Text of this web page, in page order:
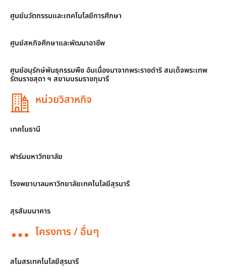
ศูนย์นวัตกรรมและเทคโนโลยีการศึกษา
ศูนย์สหกิจศึกษาและพัฒนาอาชีพ
ศูนย์อนุรักษ์พันธุกรรมพืช อันเนื่องมาจากพระราชดำริ สมเด็จพระเทพ
รัตนราชสุดา ฯ สยามบรมราชกุมารี
หน่วยวิสาหกิจ
เทคโนธานี
ฟาร์มมหาวิทยาลัย
โรงพยาบาลมหาวิทยาลัยเทคโนโลยีสุรนารี
สุรสัมมนาคาร
โครงการ / อื่นๆ
สโมสรเทคโนโลยีสุรนารี